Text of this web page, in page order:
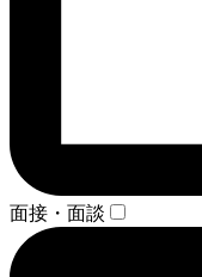
面接・面談